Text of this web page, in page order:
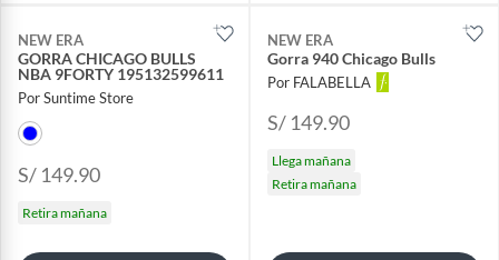
NEW ERA
GORRA CHICAGO BULLS
NBA 9FORTY 195132599611
Por Suntime Store
S/ 149.90
Retira mañana
NEW ERA
Gorra 940 Chicago Bulls
Por FALABELLA
S/ 149.90
Llega mañana
Retira mañana